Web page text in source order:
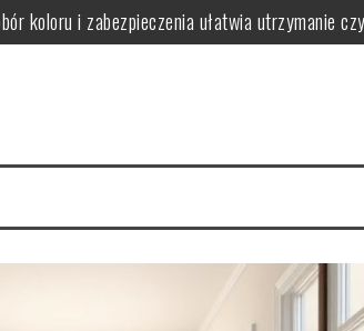
koloru i zabezpieczenia ułatwia utrzymanie
funkcjonalne i stylowe rozwiązania
warto postawić na spójność i wygodę
funkcjonalną i bezpieczną przestrzeń dla